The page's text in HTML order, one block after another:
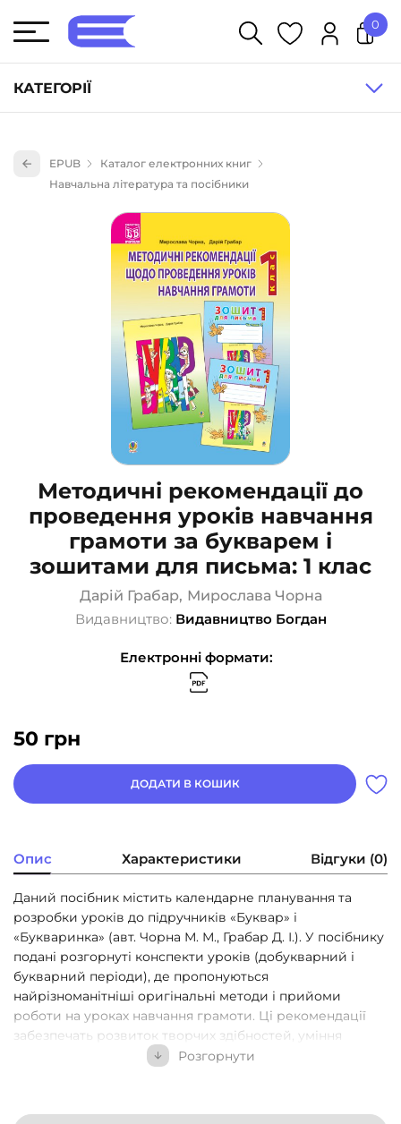
КАТЕГОРІЇ
Книги для дітей (835)
Науково-популярна література (1015)
Навчальна література та посібники (527)
Енциклопедії, довідники, словники (55)
Подарункові сертифікати (1)
0
EPUB
Каталог електронних книг
Навчальна література та посібники
Методичні рекомендації до
проведення уроків навчання
грамоти за букварем і
зошитами для письма: 1 клас
Дарій Грабар, Мирослава Чорна
Видавництво: Видавництво Богдан
Електронні формати:
50 грн
ДОДАТИ В КОШИК
Опис Характеристики Відгуки (0)
Даний посібник містить календарне планування та
розробки уроків до підручників «Буквар» і
«Букваринка» (авт. Чорна М. М., Грабар Д. І.). У посібнику
подані розгорнуті конспекти уроків (добукварний і
букварний періоди), де пропонуються
найрізноманітніші оригінальні методи і прийоми
роботи на уроках навчання грамоти. Ці рекомендації
забезпечать розвиток творчих здібностей, уміння
самостійно працювати з книгою, розв’язувати мовні
робити певні узагальнення, оволодіти лексичним
Розгорнути